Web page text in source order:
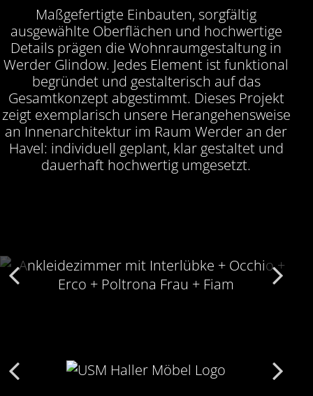
Maßgefertigte Einbauten, sorgfältig
ausgewählte Oberflächen und hochwertige
Details prägen die Wohnraumgestaltung in
Werder Glindow. Jedes Element ist funktional
begründet und gestalterisch auf das
Gesamtkonzept abgestimmt. Dieses Projekt
zeigt exemplarisch unsere Herangehensweise
an Innenarchitektur im Raum Werder an der
Havel: individuell geplant, klar gestaltet und
dauerhaft hochwertig umgesetzt.